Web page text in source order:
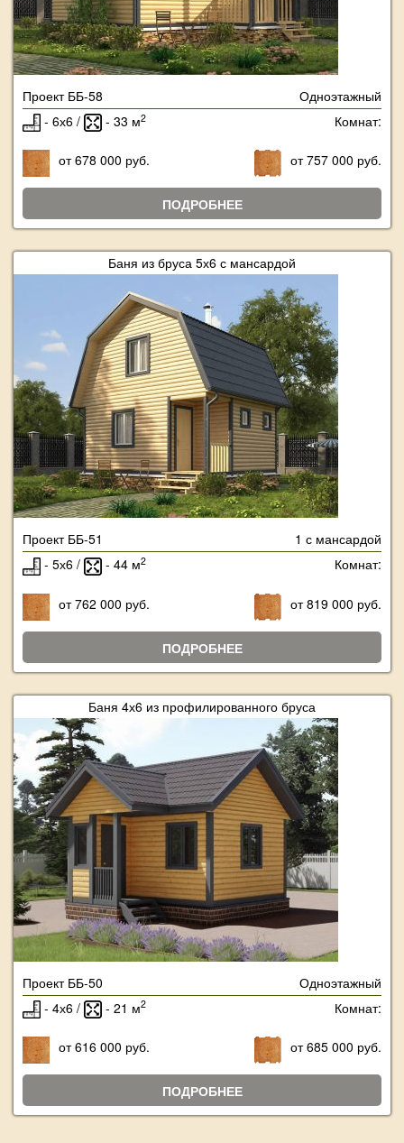
Проект ББ-58
Одноэтажный
- 6х6 /
- 33 м2 Комнат:
от 678 000 руб. от 757 000 руб.
ПОДРОБНЕЕ
Баня из бруса 5х6 с мансардой
Проект ББ-51
1 с мансардой
- 5х6 /
- 44 м2 Комнат:
от 762 000 руб. от 819 000 руб.
ПОДРОБНЕЕ
Баня 4х6 из профилированного бруса
Проект ББ-50
Одноэтажный
- 4х6 /
- 21 м2 Комнат:
от 616 000 руб. от 685 000 руб.
ПОДРОБНЕЕ